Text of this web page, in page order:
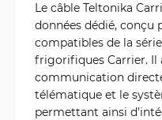
Le câble Teltonika
données dédié, conçu
compatibles de la
frigorifiques Carrier. Il
communication
télématique et le
permettant ainsi